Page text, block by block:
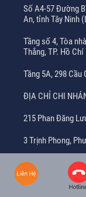
Số A4-57 Đường
An, tỉnh Tây Ninh
Tầng số 4, Tòa
Thắng, TP. Hồ
Tầng 5A, 298 Cầu
ĐỊA CHỈ CHI
215 Phan Đăng
3 Trịnh Phong,